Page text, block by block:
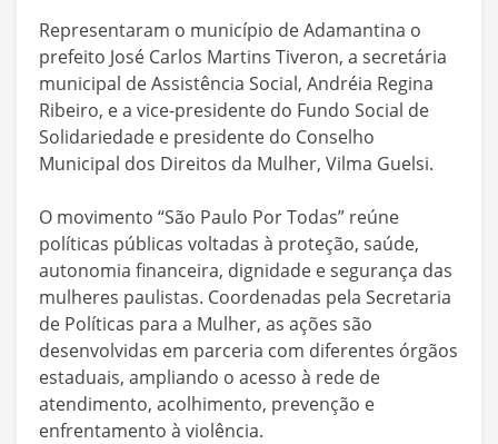
Representaram o município de Adamantina o
prefeito José Carlos Martins Tiveron, a secretária
municipal de Assistência Social, Andréia Regina
Ribeiro, e a vice-presidente do Fundo Social de
Solidariedade e presidente do Conselho
Municipal dos Direitos da Mulher, Vilma Guelsi.
O movimento “São Paulo Por Todas” reúne
políticas públicas voltadas à proteção, saúde,
autonomia financeira, dignidade e segurança das
mulheres paulistas. Coordenadas pela Secretaria
de Políticas para a Mulher, as ações são
desenvolvidas em parceria com diferentes órgãos
estaduais, ampliando o acesso à rede de
atendimento, acolhimento, prevenção e
enfrentamento à violência.